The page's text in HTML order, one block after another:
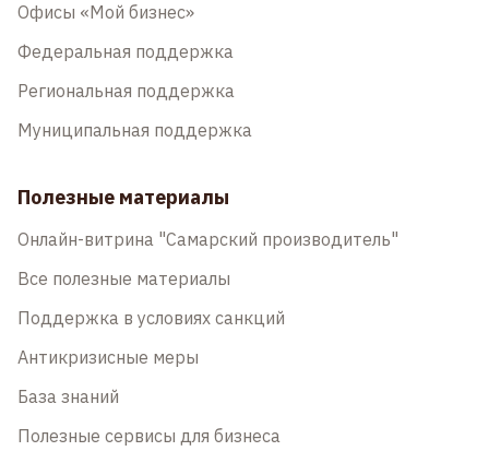
Офисы «Мой бизнес»
Федеральная поддержка
Региональная поддержка
Муниципальная поддержка
Полезные материалы
Онлайн-витрина "Самарский производитель"
Все полезные материалы
Поддержка в условиях санкций
Антикризисные меры
База знаний
Полезные сервисы для бизнеса